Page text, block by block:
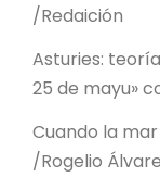
/Redaición
Asturies:
25 de mayu»
Cuando la
/Rogelio